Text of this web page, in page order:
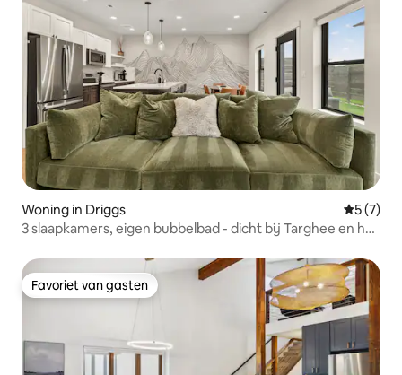
Woning in Driggs
5 (7)
3 slaapkamers, eigen bubbelbad - dicht bij Targhee en het
Favoriet van gasten
Favoriet van gasten